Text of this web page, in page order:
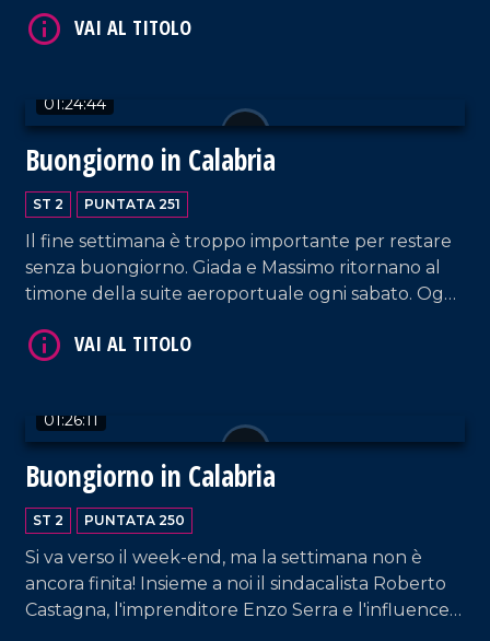
Humans"). Intervengono, inoltre, la content
01:24:44
Buongiorno in Calabria
ST 2 PUNTATA 251
Il fine settimana è troppo importante per restare
senza buongiorno. Giada e Massimo ritornano al
timone della suite aeroportuale ogni sabato. Oggi
del sindaco di Reggio Calabria Mimmo Battaglia e
01:26:11
Buongiorno in Calabria
ST 2 PUNTATA 250
Si va verso il week-end, ma la settimana non è
ancora finita! Insieme a noi il sindacalista Roberto
Castagna, l'imprenditore Enzo Serra e l'influencer
VAI AL TITOLO
VAI AL TITOLO
VAI AL TITOLO